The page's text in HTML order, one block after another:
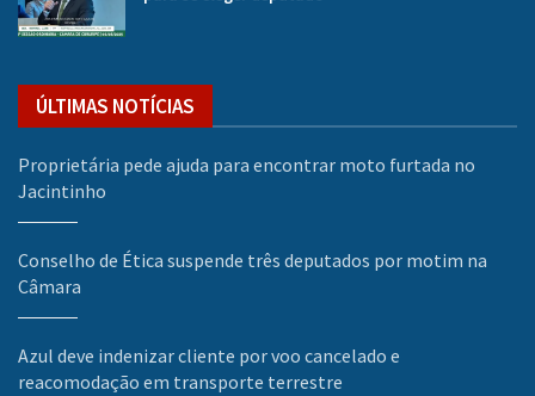
ÚLTIMAS NOTÍCIAS
Proprietária pede ajuda para encontrar moto furtada no
Jacintinho
Conselho de Ética suspende três deputados por motim na
Câmara
Azul deve indenizar cliente por voo cancelado e
reacomodação em transporte terrestre